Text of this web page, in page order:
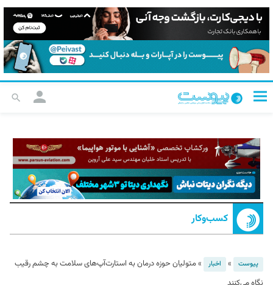
کسب‌و‌کار
پیوست » اخبار »متولیان حوزه درمان به استارت‌‌آپ‌های سلامت به چشم رقیب